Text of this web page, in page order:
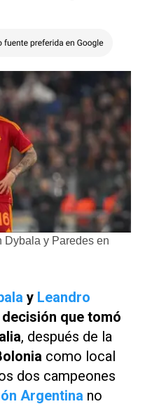
Dybala y Paredes en
y Leandro
que tomó
, después de la
como local
dos campeones
Argentina no